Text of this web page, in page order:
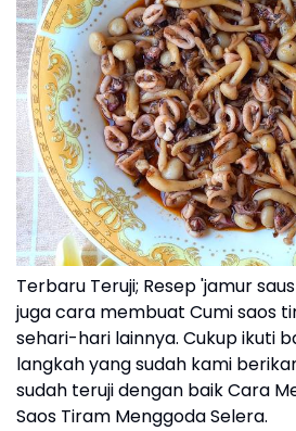
Terbaru Teruji; Resep 'jamur
juga cara membuat Cumi saos
sehari-hari lainnya. Cukup ikuti
langkah yang sudah kami
sudah teruji dengan baik Cara
Saos Tiram Menggoda Selera.